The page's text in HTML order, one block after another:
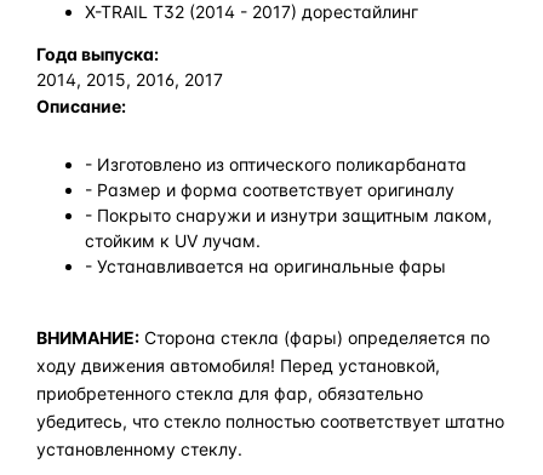
X-TRAIL T32 (2014 - 2017) дорестайлинг
Года выпуска:
2014, 2015, 2016, 2017
Описание:
- Изготовлено из оптического поликарбаната
- Размер и форма соответствует оригиналу
- Покрыто снаружи и изнутри защитным лаком,
стойким к UV лучам.
- Устанавливается на оригинальные фары
ВНИМАНИЕ: Сторона стекла (фары) определяется по
ходу движения автомобиля! Перед установкой,
приобретенного стекла для фар, обязательно
убедитесь, что стекло полностью соответствует штатно
установленному стеклу.